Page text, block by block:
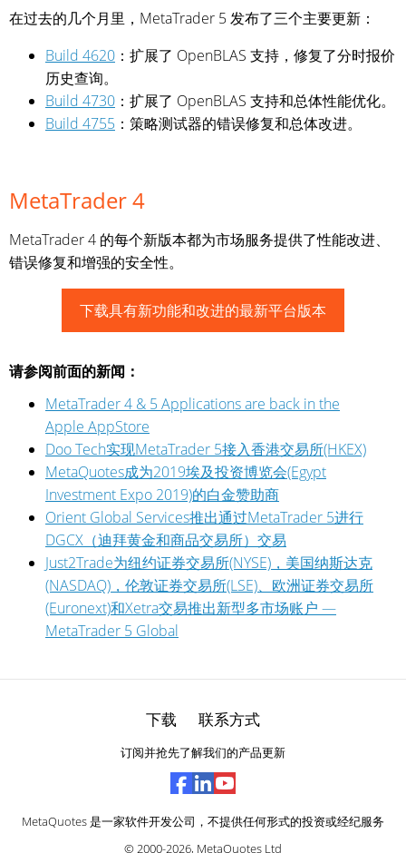
在过去的几个月里，MetaTrader 5 发布了三个主要更新：
Build 4620 ：扩展了 OpenBLAS 支持，修复了分时报价
历史查询。
Build 4730 ：扩展了 OpenBLAS 支持和总体性能优化。
Build 4755 ：策略测试器的错误修复和总体改进。
MetaTrader 4
MetaTrader 4 的每个新版本都为市场服务提供了性能改进、
错误修复和增强的安全性。
下载具有新功能和改进的最新平台版本
请参阅前面的新闻：
MetaTrader 4 & 5 Applications are back in the
Apple AppStore
Doo Tech实现MetaTrader 5接入香港交易所(HKEX)
MetaQuotes成为2019埃及投资博览会(Egypt
Investment Expo 2019)的白金赞助商
Orient Global Services推出通过MetaTrader 5进行
DGCX（迪拜黄金和商品交易所）交易
Just2Trade为纽约证券交易所(NYSE)，美国纳斯达克
(NASDAQ)，伦敦证券交易所(LSE)、欧洲证券交易所
(Euronext)和Xetra交易推出新型多市场账户 —
MetaTrader 5 Global
下载 联系方式
订阅并抢先了解我们的产品更新
MetaQuotes 是一家软件开发公司，不提供任何形式的投资或经纪服务
© 2000-2026, MetaQuotes Ltd